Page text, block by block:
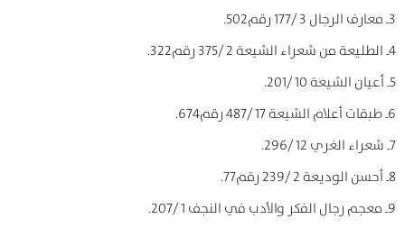
3ـ معارف الرجال 3 /177 رقم502.
4ـ الطليعة من شعراء الشيعة 2 /375 رقم322.
5ـ أعيان الشيعة 10 /201.
6ـ طبقات أعلام الشيعة 17 /487 رقم674.
7ـ شعراء الغري 12 /296.
8ـ أحسن الوديعة 2 /239 رقم77.
9ـ معجم رجال الفكر والأدب في النجف 1 /207.